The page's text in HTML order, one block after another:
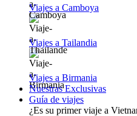
Viajes a Camboya
Viajes a Tailandia
Viajes a Birmania
Nuestras Exclusivas
Guía de viajes
¿Es su primer viaje a